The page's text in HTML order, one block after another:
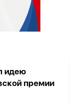
идею
премии